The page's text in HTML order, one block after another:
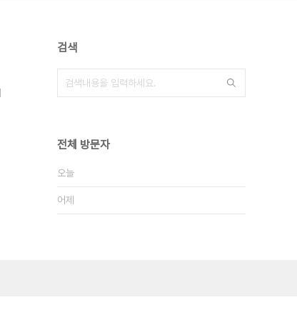
검색
전체 방문자
오늘
어제